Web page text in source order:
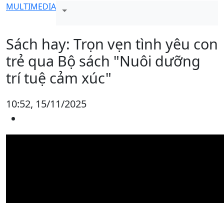
MULTIMEDIA
Sách hay: Trọn vẹn tình yêu con
trẻ qua Bộ sách "Nuôi dưỡng
trí tuệ cảm xúc"
10:52, 15/11/2025